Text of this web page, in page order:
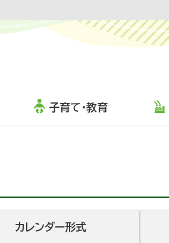
子育て・教育
カレンダー形式